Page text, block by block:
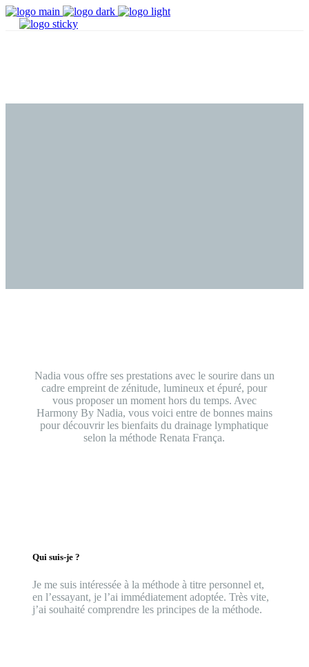
Nadia vous offre ses prestations avec le sourire dans un
cadre empreint de zénitude, lumineux et épuré, pour
vous proposer un moment hors du temps. Avec
Harmony By Nadia, vous voici entre de bonnes mains
pour découvrir les bienfaits du drainage lymphatique
selon la méthode Renata França.
Qui suis-je ?
Je me suis intéressée à la méthode à titre personnel et,
en l’essayant, je l’ai immédiatement adoptée. Très vite,
j’ai souhaité comprendre les principes de la méthode.